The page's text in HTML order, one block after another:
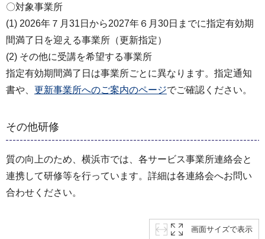
〇対象事業所
(1) 2026年７月31日から2027年６月30日までに指定有効期
間満了日を迎える事業所（更新指定）
(2) その他に受講を希望する事業所
指定有効期間満了日は事業所ごとに異なります。指定通知
書や、 更新事業所へのご案内のページでご確認ください。
その他研修
質の向上のため、横浜市では、各サービス事業所連絡会と
連携して研修等を行っています。詳細は各連絡会へお問い
合わせください。
画面サイズで表示